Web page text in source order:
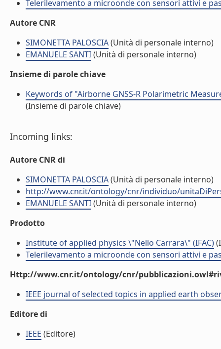
Telerilevamento a microonde con sensori attivi e
Autore CNR
SIMONETTA PALOSCIA(Unità di personale interno)
EMANUELE SANTI(Unità di personale interno)
Insieme di parole chiave
Keywords of "Airborne GNSS-R Polarimetric
(Insieme di parole chiave)
Incoming links:
Autore CNR di
SIMONETTA PALOSCIA(Unità di personale interno)
http://www.cnr.it/ontology/cnr/individuo/
EMANUELE SANTI(Unità di personale interno)
Prodotto
Institute of applied physics \"Nello Carrara\" (IFAC)
Telerilevamento a microonde con sensori attivi e
Http://www.cnr.it/ontology/cnr/
IEEE journal of selected topics in applied earth
Editore di
IEEE (Editore)